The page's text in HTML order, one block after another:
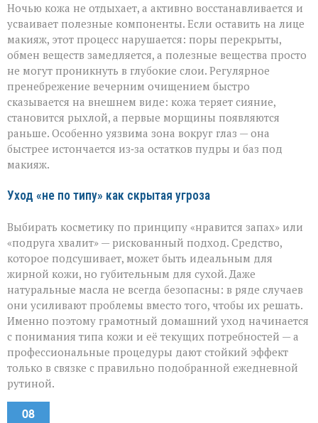
Ночью кожа не отдыхает, а активно восстанавливается и
усваивает полезные компоненты. Если оставить на лице
макияж, этот процесс нарушается: поры перекрыты,
обмен веществ замедляется, а полезные вещества просто
не могут проникнуть в глубокие слои. Регулярное
пренебрежение вечерним очищением быстро
сказывается на внешнем виде: кожа теряет сияние,
становится рыхлой, а первые морщины появляются
раньше. Особенно уязвима зона вокруг глаз — она
быстрее истончается из‑за остатков пудры и баз под
макияж.
Уход «не по типу» как скрытая угроза
Выбирать косметику по принципу «нравится запах» или
«подруга хвалит» — рискованный подход. Средство,
которое подсушивает, может быть идеальным для
жирной кожи, но губительным для сухой. Даже
натуральные масла не всегда безопасны: в ряде случаев
они усиливают проблемы вместо того, чтобы их решать.
Именно поэтому грамотный домашний уход начинается
с понимания типа кожи и её текущих потребностей — а
профессиональные процедуры дают стойкий эффект
только в связке с правильно подобранной ежедневной
рутиной.
08